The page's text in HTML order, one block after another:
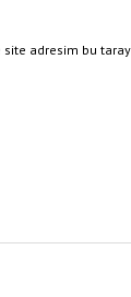
adresim bu